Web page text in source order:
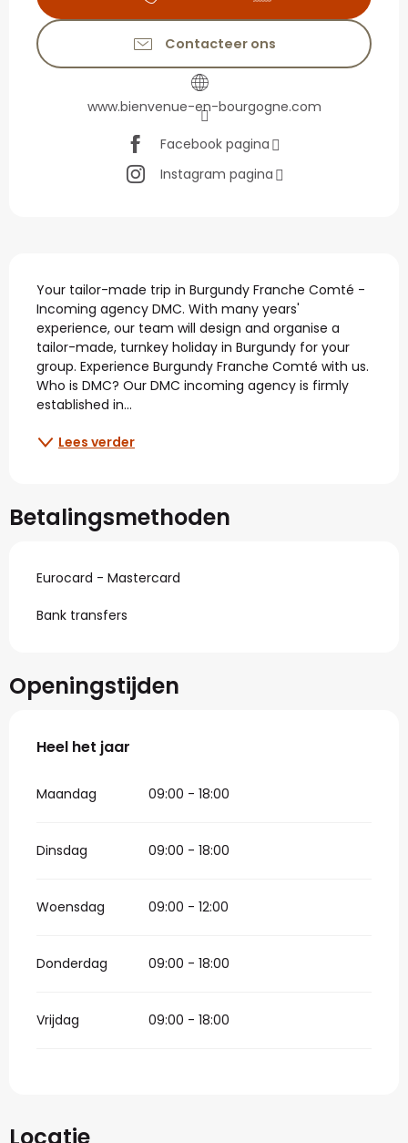
Contacteer ons
www.bienvenue-en-bourgogne.com
Facebook pagina
Instagram pagina
Beschrijving
Your tailor-made trip in Burgundy Franche Comté -
Incoming agency DMC. With many years'
experience, our team will design and organise a
tailor-made, turnkey holiday in Burgundy for your
group. Experience Burgundy Franche Comté with us.
Who is DMC? Our DMC incoming agency is firmly
established in...
Lees verder
Betalingsmethoden
Eurocard - Mastercard
Bank transfers
Openingstijden
Heel het jaar
Heel het jaar
Maandag 09:00 - 18:00
Dinsdag 09:00 - 18:00
Woensdag 09:00 - 12:00
Donderdag 09:00 - 18:00
Vrijdag 09:00 - 18:00